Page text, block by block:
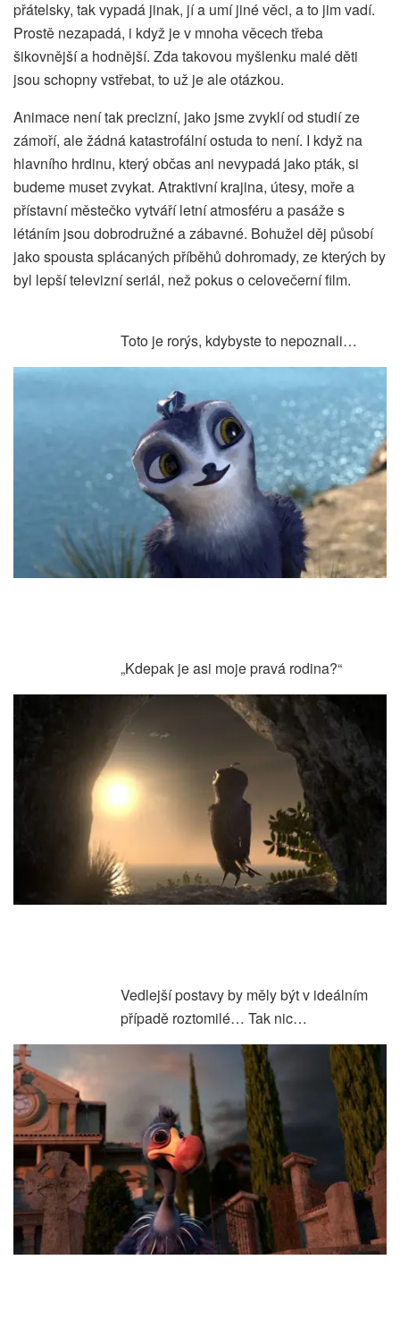
přátelsky, tak vypadá jinak, jí a umí jiné věci, a to jim vadí.
Prostě nezapadá, i když je v mnoha věcech třeba
šikovnější a hodnější. Zda takovou myšlenku malé děti
jsou schopny vstřebat, to už je ale otázkou.
Animace není tak precizní, jako jsme zvyklí od studií ze
zámoří, ale žádná katastrofální ostuda to není. I když na
hlavního hrdinu, který občas ani nevypadá jako pták, si
budeme muset zvykat. Atraktivní krajina, útesy, moře a
přístavní městečko vytváří letní atmosféru a pasáže s
létáním jsou dobrodružné a zábavné. Bohužel děj působí
jako spousta splácaných příběhů dohromady, ze kterých by
byl lepší televizní seriál, než pokus o celovečerní film.
Toto je rorýs, kdybyste to nepoznali…
„Kdepak je asi moje pravá rodina?“
Vedlejší postavy by měly být v ideálním
případě roztomilé… Tak nic…